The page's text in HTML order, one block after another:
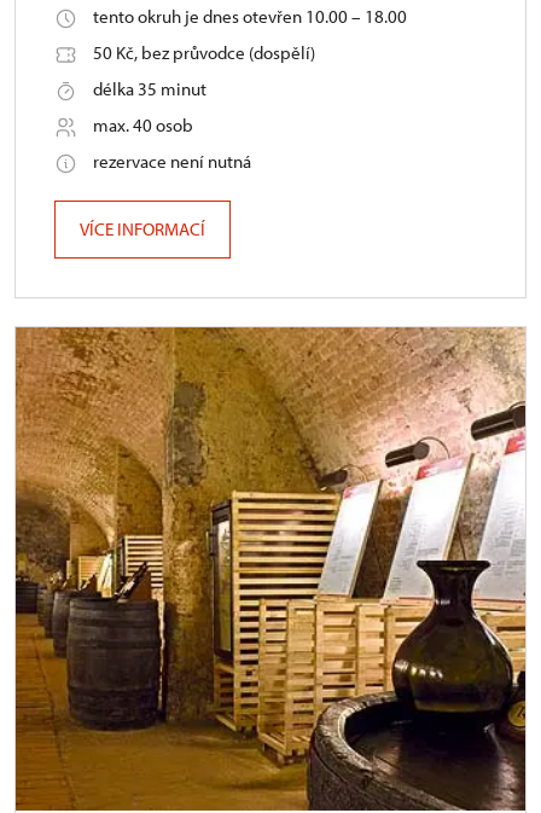
tento okruh je dnes otevřen 10.00 – 18.00
50 Kč, bez průvodce (dospělí)
délka 35 minut
max. 40 osob
rezervace není nutná
VÍCE INFORMACÍ